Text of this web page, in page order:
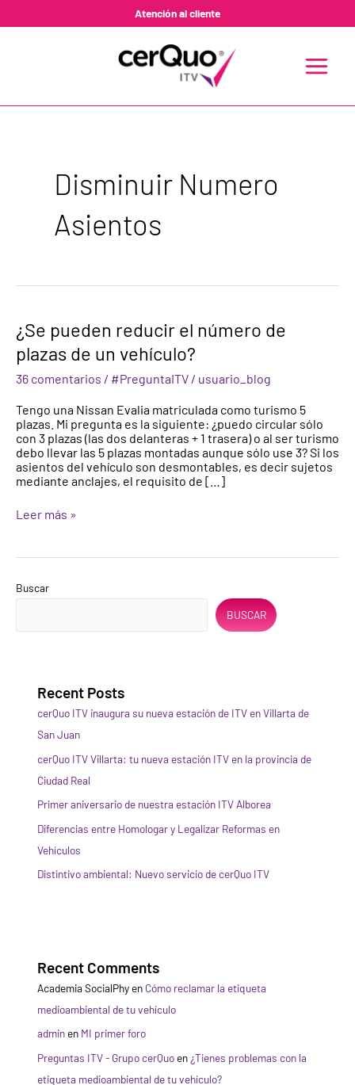
Atención al cliente
MENU
Disminuir Numero
Asientos
¿Se pueden reducir el número de
plazas de un vehículo?
36 comentarios / #PreguntaITV / usuario_blog
Tengo una Nissan Evalia matriculada como turismo 5
plazas. Mi pregunta es la siguiente: ¿puedo circular sólo
con 3 plazas (las dos delanteras + 1 trasera) o al ser turismo
debo llevar las 5 plazas montadas aunque sólo use 3? Si los
asientos del vehículo son desmontables, es decir sujetos
mediante anclajes, el requisito de […]
¿Se
pueden
reducir
el
número
plazas
de
un
vehículo?
Leer más »
Buscar
BUSCAR
Recent Posts
cerQuo ITV inaugura su nueva estación de ITV en Villarta de
San Juan
cerQuo ITV Villarta: tu nueva estación ITV en la provincia de
Ciudad Real
Primer aniversario de nuestra estación ITV Alborea
Diferencias entre Homologar y Legalizar Reformas en
Vehículos
Distintivo ambiental: Nuevo servicio de cerQuo ITV
Recent Comments
Academia SocialPhyen Cómo reclamar la etiqueta
medioambiental de tu vehículo
adminen MI primer foro
Preguntas ITV - Grupo cerQuoen ¿Tienes problemas con la
etiqueta medioambiental de tu vehículo?